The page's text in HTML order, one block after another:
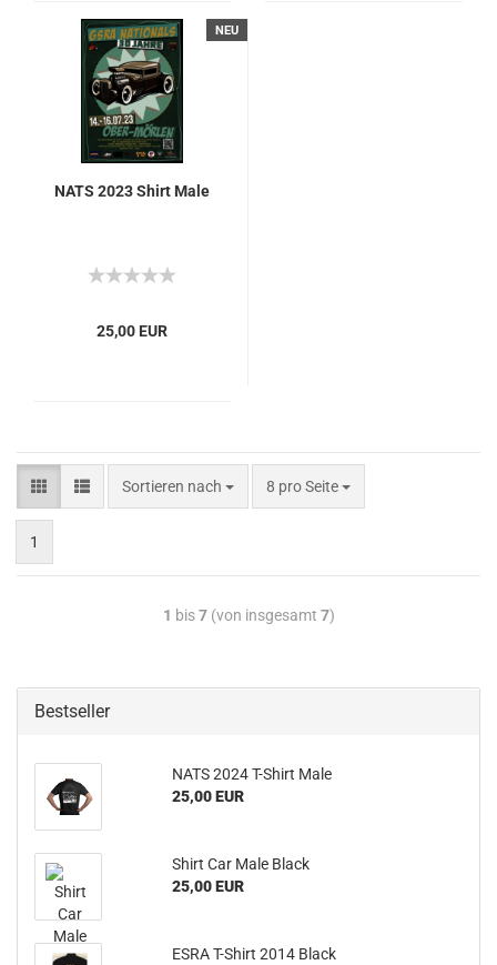
NEU
NATS 2023 Shirt Male
25,00 EUR
Sortieren nach 8 pro Seite
1
1 bis7(von insgesamt 7)
Bestseller
NATS 2024 T-Shirt Male
25,00 EUR
Shirt Car Male Black
25,00 EUR
ESRA T-Shirt 2014 Black